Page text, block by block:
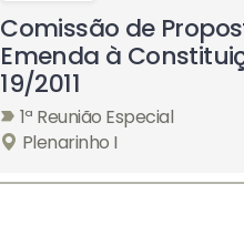
Comissão de
Emenda à
19/2011
1ª Reunião Especial
Plenarinho I